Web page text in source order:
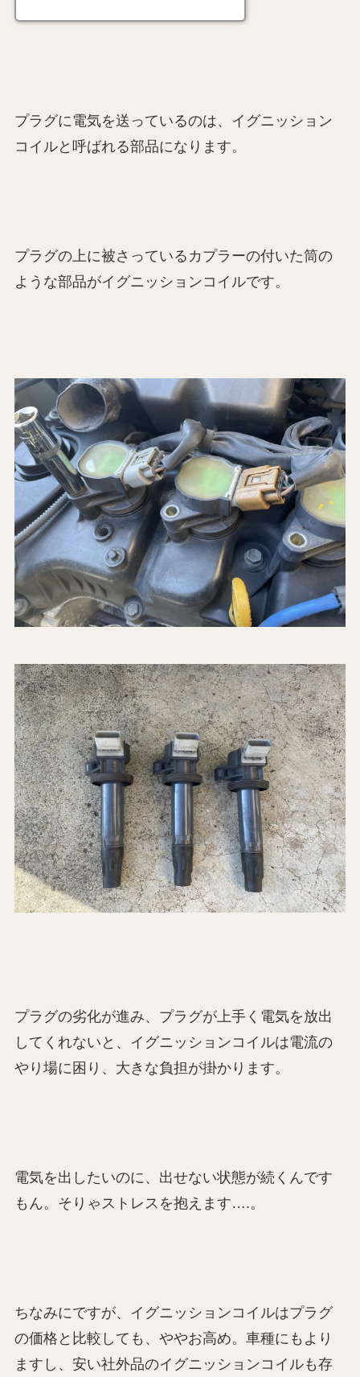
プラグに電気を送っているのは、イグニッション
コイルと呼ばれる部品になります。
プラグの上に被さっているカプラーの付いた筒の
ような部品がイグニッションコイルです。
プラグの劣化が進み、プラグが上手く電気を放出
してくれないと、イグニッションコイルは電流の
やり場に困り、大きな負担が掛かります。
電気を出したいのに、出せない状態が続くんです
もん。そりゃストレスを抱えます….。
ちなみにですが、イグニッションコイルはプラグ
の価格と比較しても、ややお高め。車種にもより
ますし、安い社外品のイグニッションコイルも存